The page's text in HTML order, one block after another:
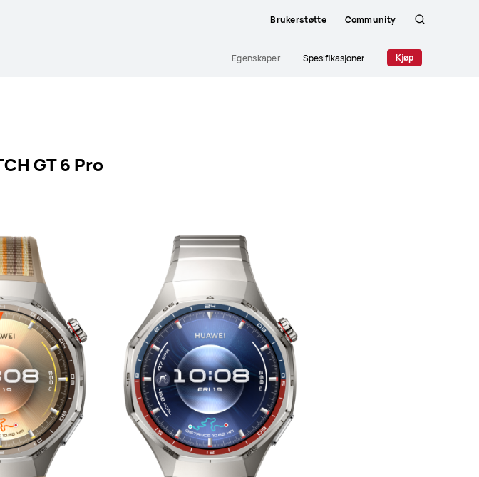
Brukerstøtte Community
Søk
Egenskaper Spesifikasjoner Kjøp
GT 6 Pro